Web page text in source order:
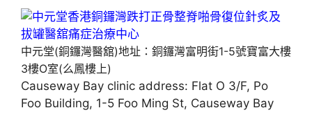
中元堂(銅鑼灣醫舘)地址：銅鑼灣富明街1-5號寶富大樓
3樓O室(么鳳樓上)
Causeway Bay clinic address: Flat O 3/F, Po
Foo Building, 1-5 Foo Ming St, Causeway Bay